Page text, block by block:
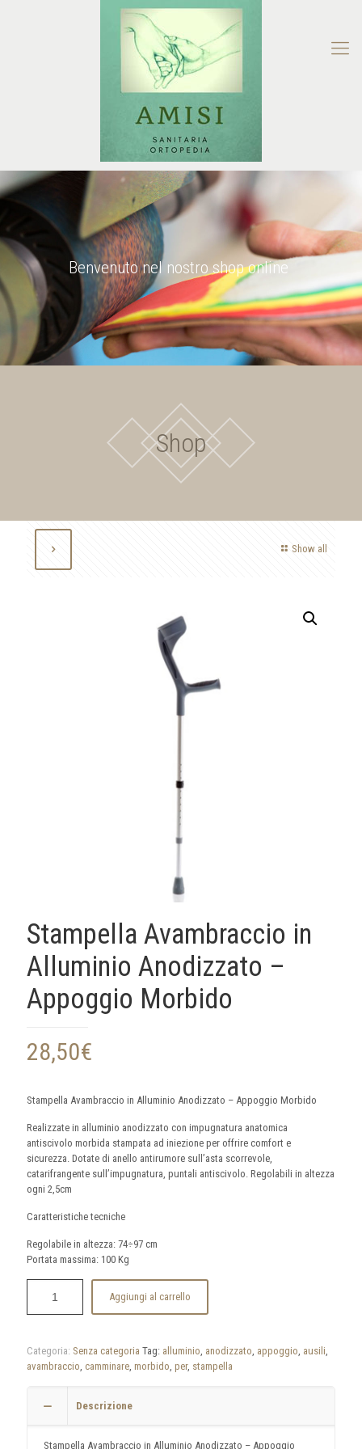
Benvenuto nel nostro shop online
Shop
Show all
Stampella Avambraccio in
Alluminio Anodizzato –
Appoggio Morbido
28,50€
Stampella Avambraccio in Alluminio Anodizzato – Appoggio Morbido
Realizzate in alluminio anodizzato con impugnatura anatomica
antiscivolo morbida stampata ad iniezione per offrire comfort e
sicurezza. Dotate di anello antirumore sull’asta scorrevole,
catarifrangente sull’impugnatura, puntali antiscivolo. Regolabili in altezza
ogni 2,5cm
Caratteristiche tecniche
Regolabile in altezza: 74÷97 cm
Portata massima: 100 Kg
Aggiungi al carrello
Categoria: Senza categoria Tag: alluminio, anodizzato, appoggio, ausili,
avambraccio, camminare, morbido, per, stampella
Descrizione
Stampella Avambraccio in Alluminio Anodizzato – Appoggio